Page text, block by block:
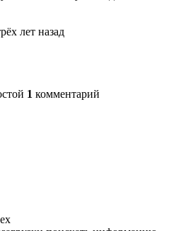
лет назад
1 комментарий